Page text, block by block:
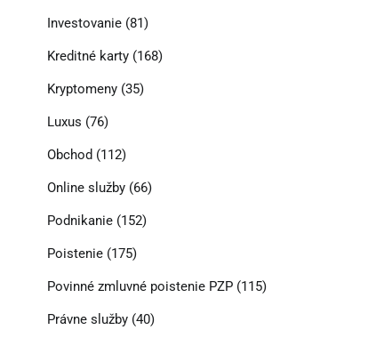
Investovanie(81)
Kreditné karty(168)
Kryptomeny(35)
Luxus (76)
Obchod (112)
Online služby(66)
Podnikanie(152)
Poistenie(175)
Povinné zmluvné poistenie PZP(115)
Právne služby(40)